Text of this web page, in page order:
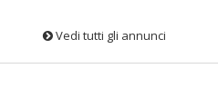
Vedi tutti gli annunci